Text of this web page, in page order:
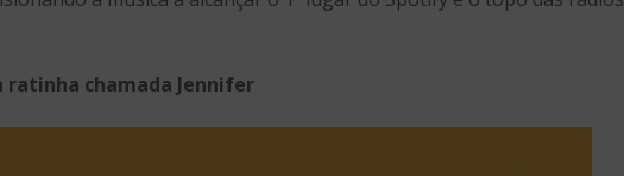
ratinha chamada Jennifer